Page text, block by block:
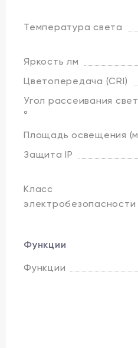
Температура света
Яркость лм
Цветопередача (CRI)
Угол рассеивания
°
Площадь освещения
Защита IP
Класс
электробезопасности
Функции
Функции